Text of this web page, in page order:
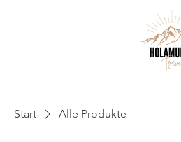
Start Alle Produkte